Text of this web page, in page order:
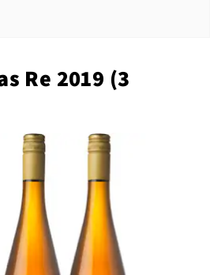
Re 2019 (3